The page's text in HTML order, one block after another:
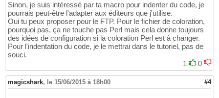
Sinon, je suis intéressé par ta macro pour indenter du code, je
pourrais peut-être l'adapter aux éditeurs que j'utilise.
Oui tu peux proposer pour le FTP. Pour le fichier de coloration,
pourquoi pas, ça ne touche pas Perl mais cela donne toujours
des idées de configuration si la coloration Perl est à changer.
Pour l'indentation du code, je le mettrai dans le tutoriel, pas de
souci.
1
0
magicshark, le 15/06/2015 à 18h00 #4